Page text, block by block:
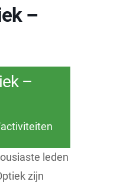
–
–
leden
zijn